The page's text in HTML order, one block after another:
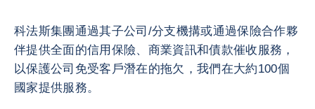
科法斯集團通過其子公司/分支機搆或通過保險合作夥
伴提供全面的信用保險、商業資訊和債款催收服務，
以保護公司免受客戶潛在的拖欠，我們在大約100個
國家提供服務。